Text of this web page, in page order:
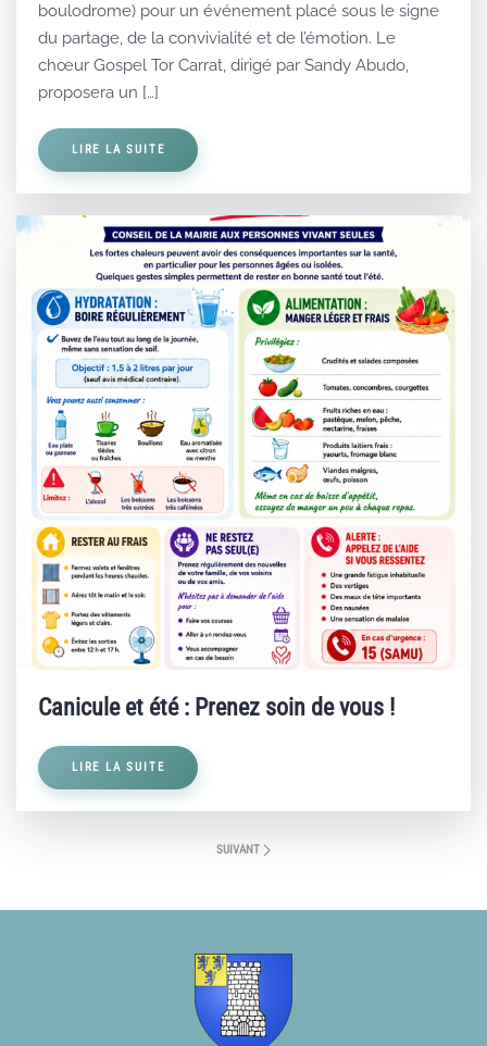
boulodrome) pour un événement placé sous le signe
du partage, de la convivialité et de l’émotion. Le
chœur Gospel Tor Carrat, dirigé par Sandy Abudo,
proposera un […]
LIRE LA SUITE
Canicule et été : Prenez soin de vous !
LIRE LA SUITE
SUIVANT